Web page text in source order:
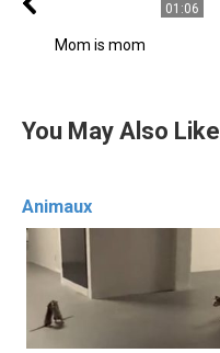
01:06
Mom is mom
You May Also Like
Animaux